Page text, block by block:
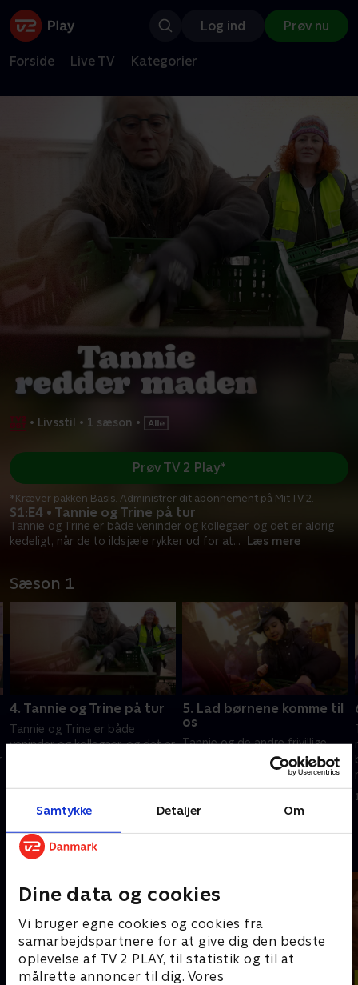
Samtykke Detaljer Om
Dine data og cookies
Vi bruger egne cookies og cookies fra
samarbejdspartnere for at give dig den bedste
oplevelse af TV 2 PLAY, til statistik og til at
målrette annoncer til dig. Vores
Log ind Prøv nu
Forside Live TV Kategorier
• Livsstil • 1 sæson •
S1:E4 • Tannie og Trine på tur
Tannie og Trine er både veninder og kollegaer, og det er aldrig
kedeligt, når de to ildsjæle rykker ud for at... Læs mere
Prøv TV 2 Play*
*Kræver pakken Basis. Administrer dit abonnement på Mit TV 2.
Sæson 1
4. Tannie og Trine på tur
Tannie og Trine er både
veninder og kollegaer, og det er
indsamle overskudsmad.
5. Lad børnene komme til
os
Tannie og de andre frivillige
arrangerer fastelavnsfest for
byens børn, så de får en god
dag med fællesskab, sjov og
3. juni 2026 • 9 min
Andre så også